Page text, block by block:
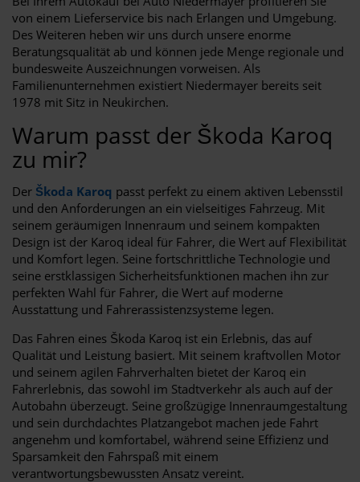
von einem Lieferservice bis nach Erlangen und Umgebung.
Des Weiteren heben wir uns durch unsere enorme
Beratungsqualität ab und können jede Menge regionale und
bundesweite Auszeichnungen vorweisen. Als
Familienunternehmen existiert Niedermayer bereits seit
1978 mit Sitz in Neukirchen.
Warum passt der Škoda Karoq
zu mir?
Der Škoda Karoq passt perfekt zu einem aktiven Lebensstil
und den Anforderungen an ein vielseitiges Fahrzeug. Mit
seinem geräumigen Innenraum und seinem kompakten
Design ist der Karoq ideal für Fahrer, die Wert auf Flexibilität
und Komfort legen. Seine fortschrittliche Technologie und
seine erstklassigen Sicherheitsfunktionen machen ihn zur
perfekten Wahl für Fahrer, die Wert auf moderne
Ausstattung und Fahrerassistenzsysteme legen.
Das Fahren eines Škoda Karoq ist ein Erlebnis, das auf
Qualität und Leistung basiert. Mit seinem kraftvollen Motor
und seinem agilen Fahrverhalten bietet der Karoq ein
Fahrerlebnis, das sowohl im Stadtverkehr als auch auf der
Autobahn überzeugt. Seine großzügige Innenraumgestaltung
und sein durchdachtes Platzangebot machen jede Fahrt
angenehm und komfortabel, während seine Effizienz und
Sparsamkeit den Fahrspaß mit einem
verantwortungsbewussten Ansatz vereint.